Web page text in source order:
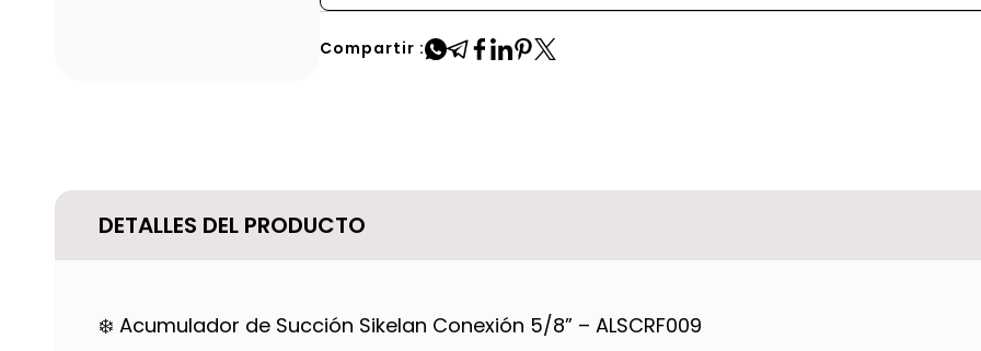
Compartir :
DETALLES DEL PRODUCTO
❄️ Acumulador de Succión Sikelan Conexión 5/8” – ALSCRF009